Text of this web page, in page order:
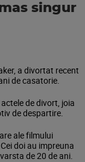
singur
a divortat recent
de casatorie.
de divort, joia
de despartire.
ale filmului
doi au impreuna
de 20 de ani.